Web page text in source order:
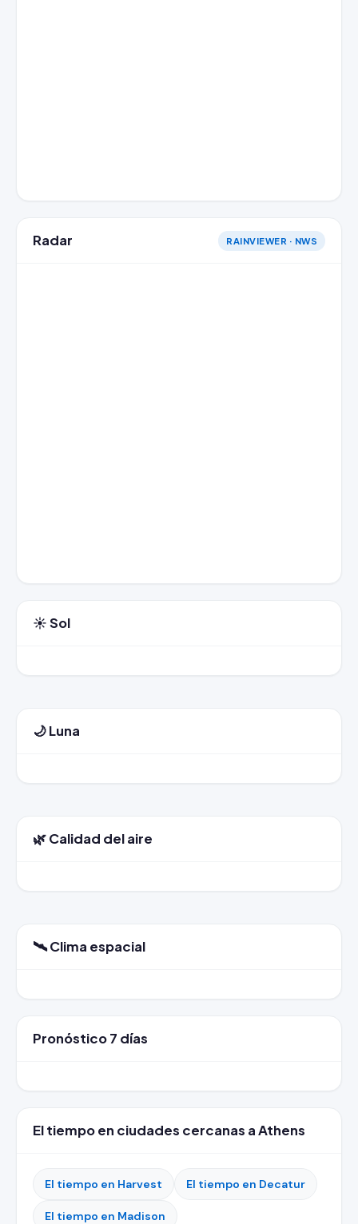
Radar RAINVIEWER · NWS
☀️ Sol
🌙 Luna
🌿 Calidad del aire
🛰️ Clima espacial
Pronóstico 7 días
El tiempo en ciudades cercanas a Athens
El tiempo en Harvest El tiempo en Decatur
El tiempo en Madison